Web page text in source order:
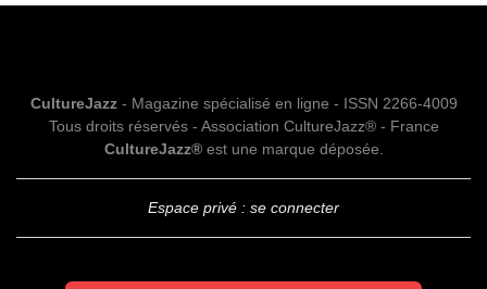
CultureJazz- Magazine spécialisé en ligne - ISSN 2266-4009
Tous droits réservés - Association CultureJazz® - France
CultureJazz®est une marque déposée.
Espace privé : se connecter